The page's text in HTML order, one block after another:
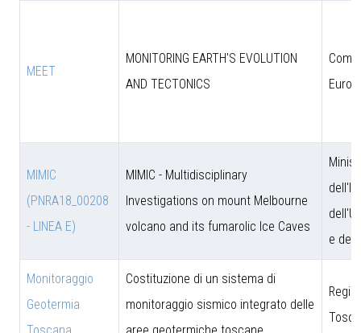
MEET
MONITORING EARTH'S EVOLUTION
AND TECTONICS
MIMIC
(PNRA18_00208
- LINEA E)
MIMIC - Multidisciplinary
Investigations on mount Melbourne
volcano and its fumarolic Ice Caves
e
Monitoraggio
Geotermia
Toscana
Costituzione di un sistema di
monitoraggio sismico integrato delle
aree geotermiche toscane